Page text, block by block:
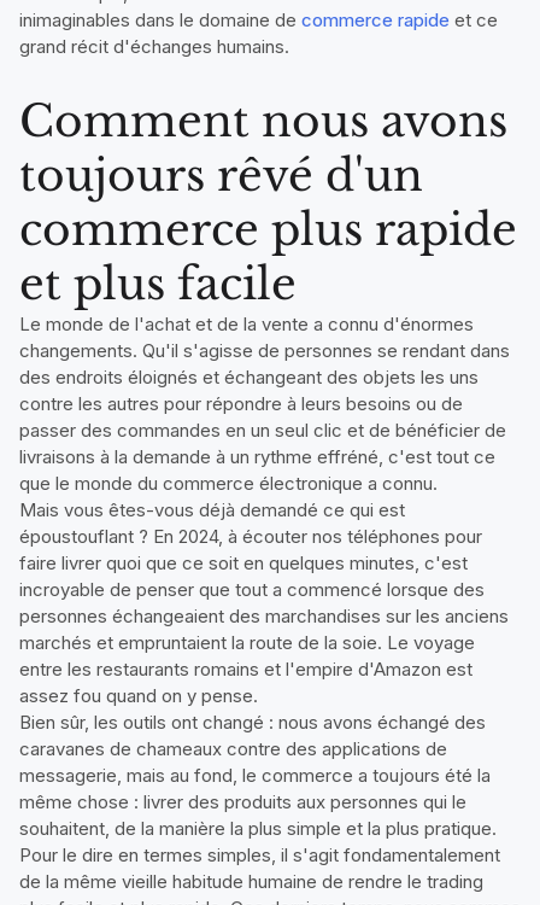
inimaginables dans le domaine de commerce rapide et ce
grand récit d'échanges humains.
Comment nous avons
toujours rêvé d'un
commerce plus rapide
et plus facile
Le monde de l'achat et de la vente a connu d'énormes
changements. Qu'il s'agisse de personnes se rendant dans
des endroits éloignés et échangeant des objets les uns
contre les autres pour répondre à leurs besoins ou de
passer des commandes en un seul clic et de bénéficier de
livraisons à la demande à un rythme effréné, c'est tout ce
que le monde du commerce électronique a connu.
Mais vous êtes-vous déjà demandé ce qui est
époustouflant ? En 2024, à écouter nos téléphones pour
faire livrer quoi que ce soit en quelques minutes, c'est
incroyable de penser que tout a commencé lorsque des
personnes échangeaient des marchandises sur les anciens
marchés et empruntaient la route de la soie. Le voyage
entre les restaurants romains et l'empire d'Amazon est
assez fou quand on y pense.
Bien sûr, les outils ont changé : nous avons échangé des
caravanes de chameaux contre des applications de
messagerie, mais au fond, le commerce a toujours été la
même chose : livrer des produits aux personnes qui le
souhaitent, de la manière la plus simple et la plus pratique.
Pour le dire en termes simples, il s'agit fondamentalement
de la même vieille habitude humaine de rendre le trading